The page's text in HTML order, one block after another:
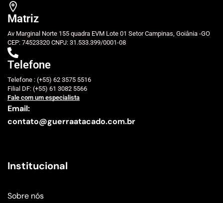
Matriz
Av Marginal Norte 155 quadra EVM Lote 01 Setor Campinas, Goiânia -GO
CEP: 74523320 CNPJ: 31.533.399/0001-08
Telefone
Telefone : (+55) 62 3575 5516
Filial DF: (+55) 61 3082 5566
Fale com um especialista
Email:
contato@guerraatacado.com.br
Institucional
Sobre nós